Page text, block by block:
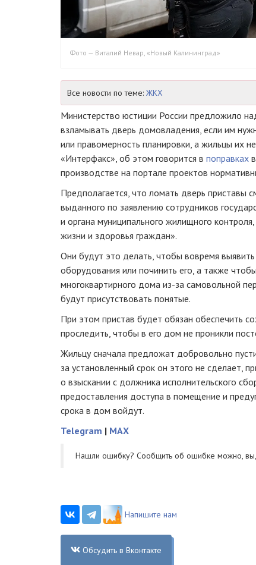
Фото — Виталий Невар, «Новый Калининград»
Все новости по теме: ЖКХ
Министерство юстиции России предложило
взламывать дверь домовладения, если им
или правомерность планировки, а жильцы их
«Интерфакс», об этом говорится в поправках
производстве на портале проектов
Предполагается, что ломать дверь приставы
выданного по заявлению сотрудников
и органа муниципального жилищного
жизни и здоровья граждан».
Они будут это делать, чтобы вовремя выявить
оборудования или починить его, а также
многоквартирного дома из-за самовольной
будут присутствовать понятые.
При этом пристав будет обязан обеспечить
проследить, чтобы в его дом не проникли
Жильцу сначала предложат добровольно
за установленный срок он этого не сделает,
о взыскании с должника исполнительского
предоставления доступа в помещение и
срока в дом войдут.
Telegram | MAX
Нашли ошибку? Cообщить об ошибке можно,
Напишите нам
Обсудить в Вконтакте